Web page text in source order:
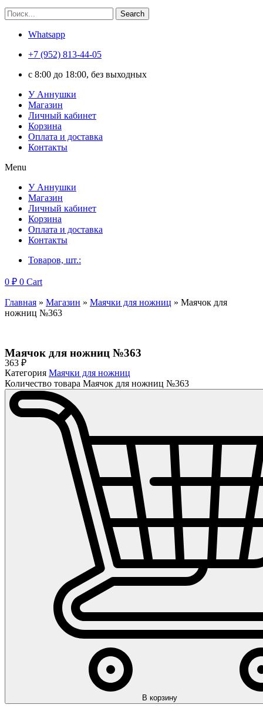
Search
Whatsapp
+7 (952) 813-44-05
c 8:00 до 18:00, без выходных
У Аннушки
Магазин
Личный кабинет
Корзина
Оплата и доставка
Контакты
Menu
У Аннушки
Магазин
Личный кабинет
Корзина
Оплата и доставка
Контакты
Товаров, шт.:
0 ₽ 0 Cart
Главная » Магазин » Маячки для ножниц » Маячок для
ножниц №363
Маячок для ножниц №363
363 ₽
Категория Маячки для ножниц
Количество товара Маячок для ножниц №363
В корзину